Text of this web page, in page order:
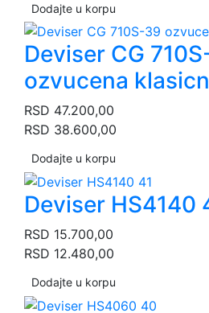
Dodajte u korpu
Deviser CG
ozvucena
RSD 47.200,00
RSD 38.600,00
Dodajte u korpu
Deviser HS4140
RSD 15.700,00
RSD 12.480,00
Dodajte u korpu